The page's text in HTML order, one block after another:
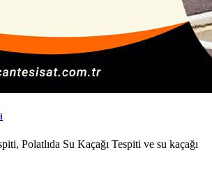
Polatlıda Su Kaçağı Tespiti ve su kaçağı